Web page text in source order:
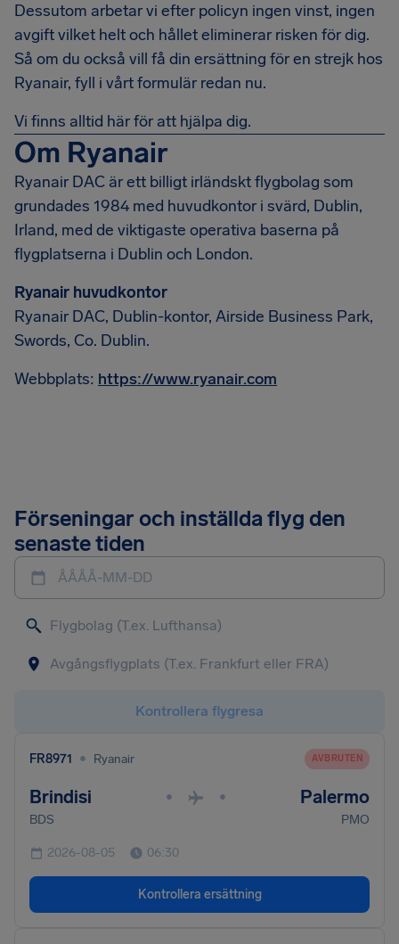
Dessutom arbetar vi efter policyn ingen vinst, ingen
avgift vilket helt och hållet eliminerar risken för dig.
Så om du också vill få din ersättning för en strejk hos
Ryanair, fyll i vårt formulär redan nu.
Vi finns alltid här för att hjälpa dig.
Om Ryanair
Ryanair DAC är ett billigt irländskt flygbolag som
grundades 1984 med huvudkontor i svärd, Dublin,
Irland, med de viktigaste operativa baserna på
flygplatserna i Dublin och London.
Ryanair huvudkontor
Ryanair DAC, Dublin-kontor, Airside Business Park,
Swords, Co. Dublin.
Webbplats: https://www.ryanair.com
Förseningar och inställda flyg den
senaste tiden
ÅÅÅÅ-MM-DD
Kontrollera flygresa
FR8971 • Ryanair AVBRUTEN
Brindisi • • Palermo
BDS PMO
2026-08-05 06:30
Kontrollera ersättning